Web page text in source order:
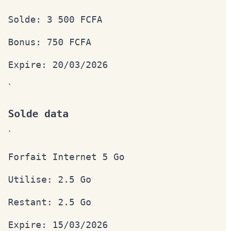
Solde: 3 500 FCFA
Bonus: 750 FCFA
Expire: 20/03/2026
`
Solde data
`
Forfait Internet 5 Go
Utilise: 2.5 Go
Restant: 2.5 Go
Expire: 15/03/2026